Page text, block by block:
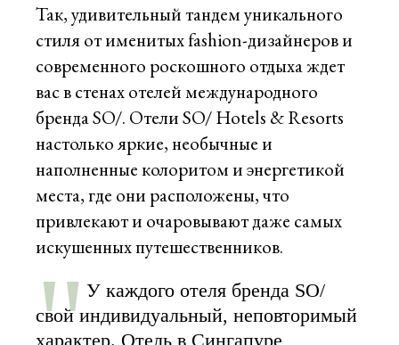
Так, удивительный тандем уникального
стиля от именитых fashion-дизайнеров и
современного роскошного отдыха ждет
вас в стенах отелей международного
бренда SO/. Отели SO/ Hotels & Resorts
настолько яркие, необычные и
наполненные колоритом и энергетикой
места, где они расположены, что
привлекают и очаровывают даже самых
искушенных путешественников.
У каждого отеля бренда SO/
свой индивидуальный, неповторимый
характер. Отель в Сингапуре